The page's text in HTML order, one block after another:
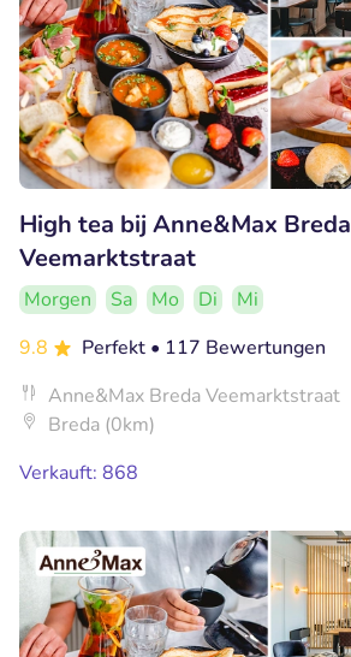
High tea bij Anne&Max Breda
Veemarktstraat
Morgen Sa Mo Di
Mi
9.8
Perfekt • 117 Bewertungen
Anne&Max Breda Veemarktstraat
Breda (0km)
Verkauft: 868